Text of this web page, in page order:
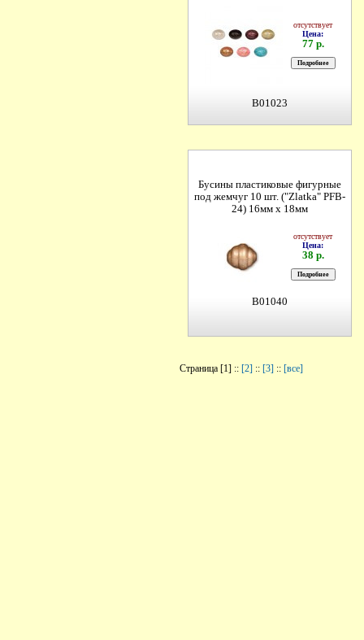
отсутствует
Цена:
77 р.
B01023
Бусины пластиковые фигурные
под жемчуг 10 шт. ("Zlatka" PFB-
24) 16мм х 18мм
отсутствует
Цена:
38 р.
B01040
Страница [1] :: [2] :: [3] :: [все]